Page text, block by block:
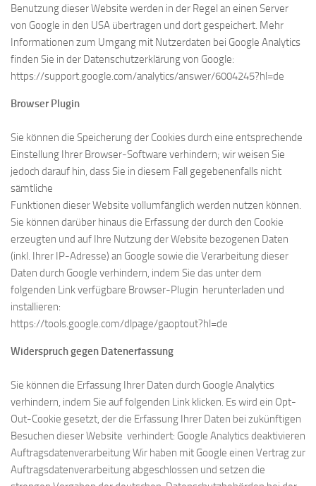
Benutzung dieser Website werden in der Regel an einen Server
von Google in den USA übertragen und dort gespeichert. Mehr
Informationen zum Umgang mit Nutzerdaten bei Google Analytics
finden Sie in der Datenschutzerklärung von Google:
https://support.google.com/analytics/answer/6004245?hl=de
Browser Plugin
Sie können die Speicherung der Cookies durch eine entsprechende
Einstellung Ihrer Browser-Software verhindern; wir weisen Sie
jedoch darauf hin, dass Sie in diesem Fall gegebenenfalls nicht
sämtliche
Funktionen dieser Website vollumfänglich werden nutzen können.
Sie können darüber hinaus die Erfassung der durch den Cookie
erzeugten und auf Ihre Nutzung der Website bezogenen Daten
(inkl. Ihrer IP-Adresse) an Google sowie die Verarbeitung dieser
Daten durch Google verhindern, indem Sie das unter dem
folgenden Link verfügbare Browser-Plugin herunterladen und
installieren:
https://tools.google.com/dlpage/gaoptout?hl=de
Widerspruch gegen Datenerfassung
Sie können die Erfassung Ihrer Daten durch Google Analytics
verhindern, indem Sie auf folgenden Link klicken. Es wird ein Opt-
Out-Cookie gesetzt, der die Erfassung Ihrer Daten bei zukünftigen
Besuchen dieser Website verhindert: Google Analytics deaktivieren
Auftragsdatenverarbeitung Wir haben mit Google einen Vertrag zur
Auftragsdatenverarbeitung abgeschlossen und setzen die